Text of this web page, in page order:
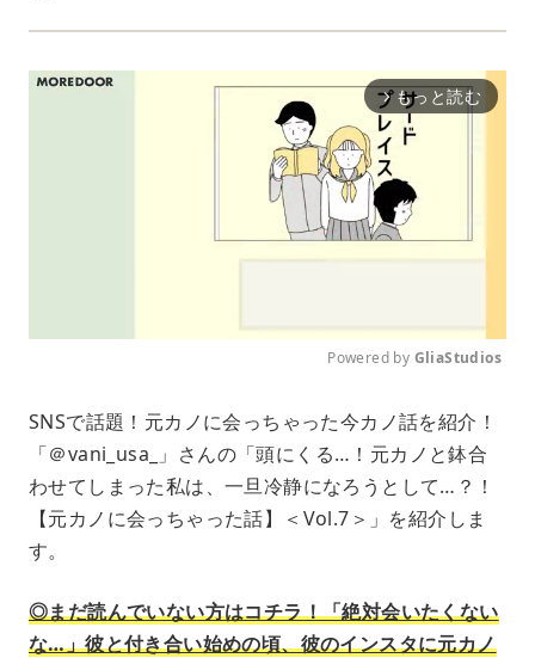
arrow_forward_ios もっと読む
u
t
e
Powered by GliaStudios
SNSで話題！元カノに会っちゃった今カノ話を紹介！
「＠vani_usa_」さんの「頭にくる…！元カノと鉢合
わせてしまった私は、一旦冷静になろうとして…？！
【元カノに会っちゃった話】＜Vol.7＞」を紹介しま
す。
◎まだ読んでいない方はコチラ！「絶対会いたくない
な…」彼と付き合い始めの頃、彼のインスタに元カノ